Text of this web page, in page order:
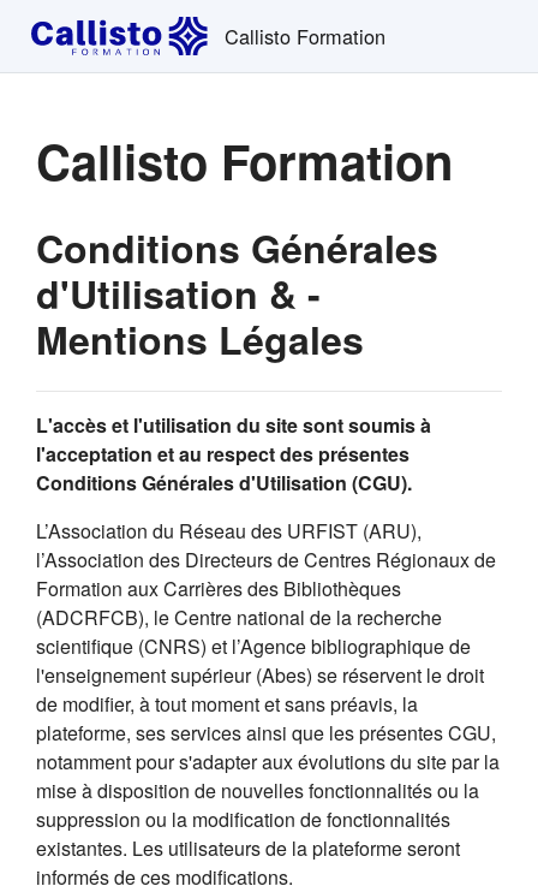
Passer au contenu principal
Callisto Formation
Callisto Formation
Conditions Générales
d'Utilisation & -
Mentions Légales
L'accès et l'utilisation du site sont soumis à
l'acceptation et au respect des présentes
Conditions Générales d'Utilisation (CGU).
L’Association du Réseau des URFIST (ARU),
l’Association des Directeurs de Centres Régionaux de
Formation aux Carrières des Bibliothèques
(ADCRFCB), le Centre national de la recherche
scientifique (CNRS) et l’Agence bibliographique de
l'enseignement supérieur (Abes) se réservent le droit
de modifier, à tout moment et sans préavis, la
plateforme, ses services ainsi que les présentes CGU,
notamment pour s'adapter aux évolutions du site par la
mise à disposition de nouvelles fonctionnalités ou la
suppression ou la modification de fonctionnalités
existantes. Les utilisateurs de la plateforme seront
informés de ces modifications.